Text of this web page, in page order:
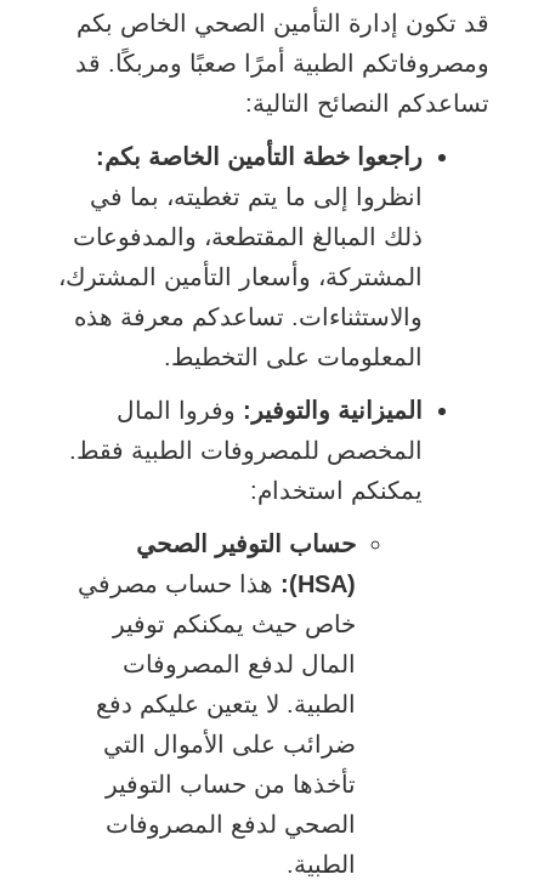
قد تكون إدارة التأمين الصحي الخاص بكم
ومصروفاتكم الطبية أمرًا صعبًا ومربكًا. قد
تساعدكم النصائح التالية:
راجعوا خطة التأمين الخاصة بكم:
انظروا إلى ما يتم تغطيته، بما في
ذلك المبالغ المقتطعة، والمدفوعات
المشتركة، وأسعار التأمين المشترك،
والاستثناءات. تساعدكم معرفة هذه
المعلومات على التخطيط.
الميزانية والتوفير: وفروا المال
المخصص للمصروفات الطبية فقط.
يمكنكم استخدام:
حساب التوفير الصحي
(HSA):
هذا حساب مصرفي
خاص حيث يمكنكم توفير
المال لدفع المصروفات
الطبية. لا يتعين عليكم دفع
ضرائب على الأموال التي
تأخذها من حساب التوفير
الصحي لدفع المصروفات
الطبية.